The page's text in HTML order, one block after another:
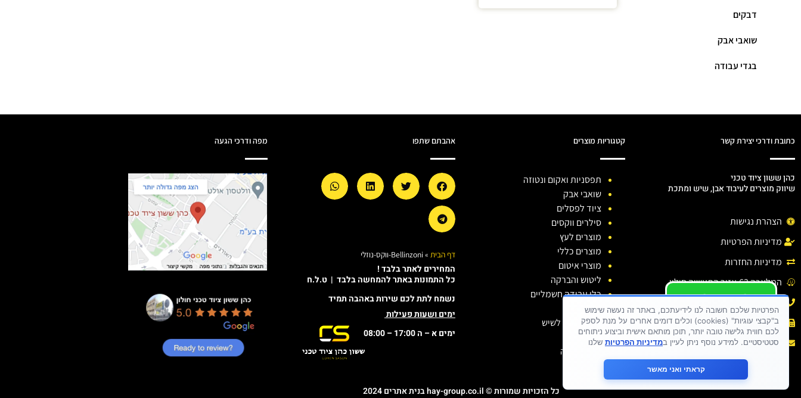
דבקים
שואבי אבק
בגדי עבודה
כתובת ודרכי יצירת קשר
כהן ששון ציוד טכני
שיווק מוצרים לעיבוד אבן, שיש ומתכת
הצהרת נגישות
מדיניות הפרטיות
מדיניות החזרות
המלאכה 63,אזור התעשיה חולון.
פקס : 03-6138810
אימייל :sason.cohen26@gmail.com
קטגוריות מוצרים
תפסניות ואקום ונטוזה
שואבי אבק
ציוד לפסלים
סילרים ווקסים
מוצרים לעץ
מוצרים כללי
מוצרי איטום
ליטוש והברקה
כלי עבודה חשמליים
כלי יהלום
חומרי ניקוי לשיש
דבקים
בגדי עבודה
אהבתם שתפו
דף הבית »Bellinzoni-ווקס-נוזלי
המחירים לאתר בלבד !
כל התמונות באתר להמחשה בלבד | ט.ל.ח
נשמח לתת לכם שירות באהבה תמיד
ימים ושעות פעילות
ימים א – ה 17:00 – 08:00
מפה ודרכי הגעה
יש לכם שאלה ?
יש לכם בעיה ?
כתבו לנו
כל הזכויות שמורות © hay-group.co.il בנית אתרים 2024
הפרטיות שלכם חשובה לנו לידיעתכם, באתר זה נעשה שימוש
ב"קבצי עוגיות" (cookies) וכלים דומים אחרים על מנת לספק
לכם חווית גלישה טובה יותר, תוכן מותאם אישית וביצוע ניתוחים
סטטיסטיים. למידע נוסף ניתן לעיין במדיניות הפרטיות שלנו
קראתי ואני מאשר